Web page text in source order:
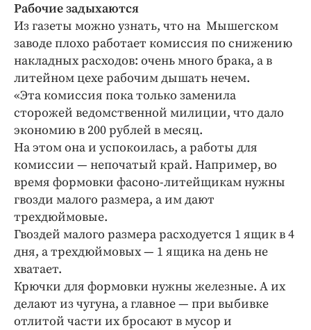
Рабочие задыхаются
Из газеты можно узнать, что на Мышегском
заводе плохо работает комиссия по снижению
накладных расходов: очень много брака, а в
литейном цехе рабочим дышать нечем.
«Эта комиссия пока только заменила
сторожей ведомственной милиции, что дало
экономию в 200 рублей в месяц.
На этом она и успокоилась, а работы для
комиссии — непочатый край. Например, во
время формовки фасоно-литейщикам нужны
гвозди малого размера, а им дают
трехдюймовые.
Гвоздей малого размера расходуется 1 ящик в 4
дня, а трехдюймовых — 1 ящика на день не
хватает.
Крючки для формовки нужны железные. А их
делают из чугуна, а главное — при выбивке
отлитой части их бросают в мусор и